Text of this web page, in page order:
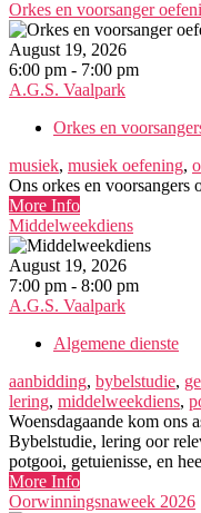
Orkes en voorsanger
August 19, 2026
6:00 pm - 7:00 pm
A.G.S. Vaalpark
Orkes en
musiek, musiek oefening,
Ons orkes en voorsangers
More Info
Middelweekdiens
August 19, 2026
7:00 pm - 8:00 pm
A.G.S. Vaalpark
Algemene dienste
aanbidding, bybelstudie,
lering, middelweekdiens,
Woensdagaande kom ons
Bybelstudie, lering oor
potgooi, getuienisse, en
More Info
Oorwinningsnaweek 2026